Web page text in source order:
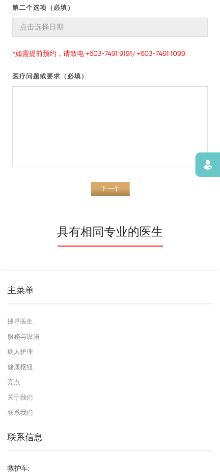
第二个选项（必填）
*如需提前预约，请致电 +603-7491 9191/ +603-7491 1099
医疗问题或要求（必填）
下一个
具有相同专业的医生
主菜单
搜寻医生
服務与设施
病人护理
健康枢纽
亮点
关于我们
联系我们
联系信息
救护车:
寻找